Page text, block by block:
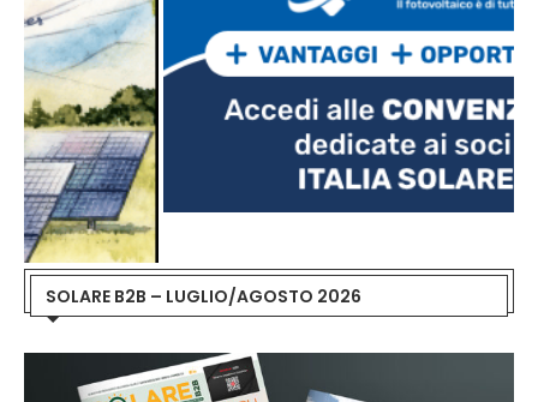
SOLARE B2B – LUGLIO/AGOSTO 2026